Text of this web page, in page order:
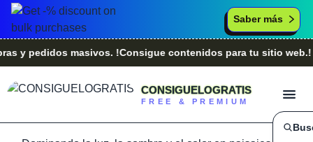
Saber más
pedidos masivos. !Consigue contenidos para tu sitio web.!
CONSIGUELOGRATIS
FREE & PREMIUM